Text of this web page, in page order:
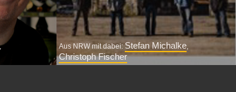
Aus NRW mit dabei: Stefan Michalke
Christoph Fischer